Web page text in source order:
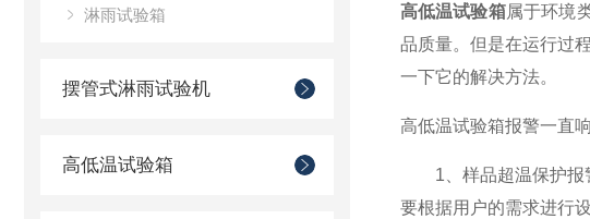
淋雨试验箱
摆管式淋雨试验机
高低温试验箱
高低温试验箱属于环境
品质量。但是在运行过
一下它的解决方法。
高低温试验箱报警一直
1、样品超温保护报警
要根据用户的需求进行设